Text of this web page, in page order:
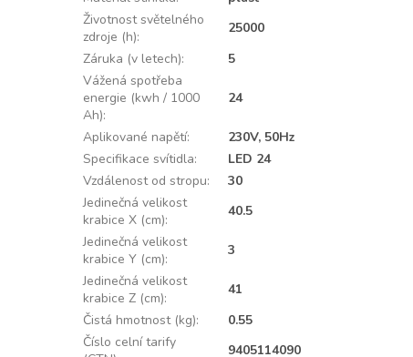
Životnost světelného
zdroje (h):
25000
Záruka (v letech):
5
Vážená spotřeba
energie (kwh / 1000
Ah):
24
Aplikované napětí:
230V, 50Hz
Specifikace svítidla:
LED 24
Vzdálenost od stropu:
30
Jedinečná velikost
krabice X (cm):
40.5
Jedinečná velikost
krabice Y (cm):
3
Jedinečná velikost
krabice Z (cm):
41
Čistá hmotnost (kg):
0.55
Číslo celní tarify
9405114090